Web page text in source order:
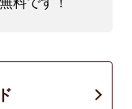
料です！